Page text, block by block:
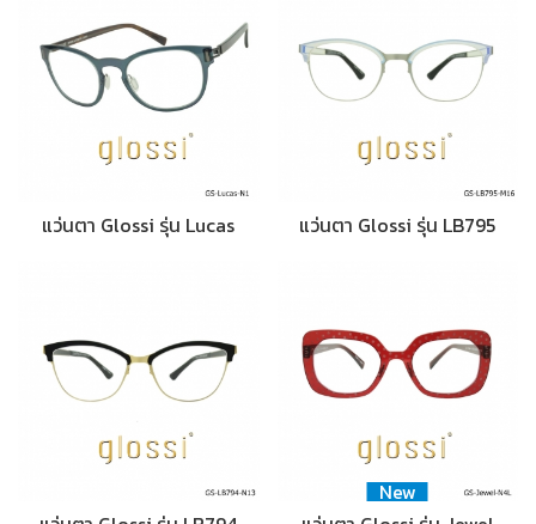
แว่นตา Glossi รุ่น Lucas แว่นตา Glossi รุ่น LB795
New